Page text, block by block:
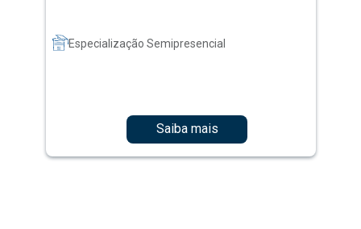
Especialização Semipresencial
Saiba mais